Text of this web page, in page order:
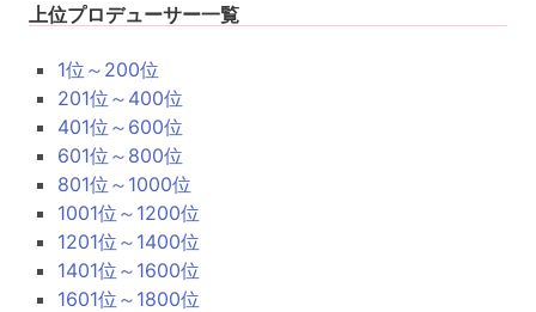
上位プロデューサー一覧
1位～200位
201位～400位
401位～600位
601位～800位
801位～1000位
1001位～1200位
1201位～1400位
1401位～1600位
1601位～1800位